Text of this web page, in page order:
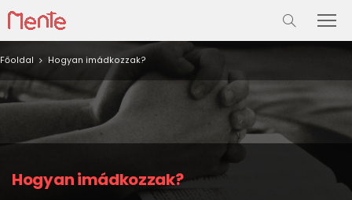
Főoldal Hogyan imádkozzak?
Hogyan imádkozzak?